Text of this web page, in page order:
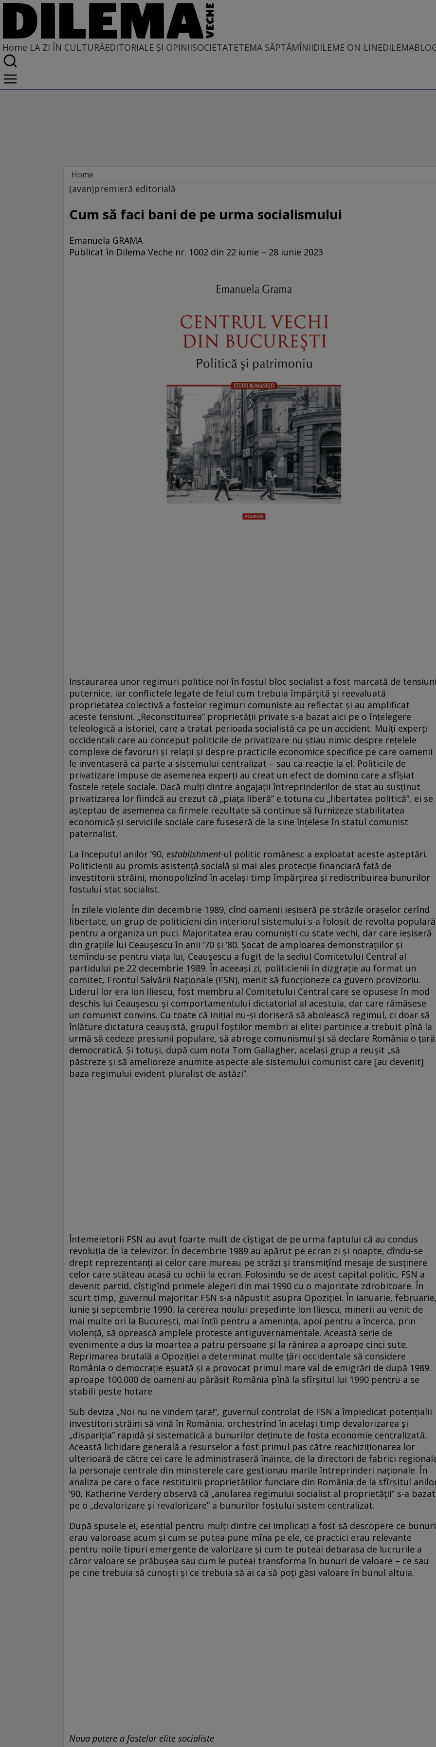
Home LA ZI ÎN CULTURĂEDITORIALE ȘI OPINIISOCIETATETEMA SĂPTĂMÎNIIDILEME ON-LINE
Home
La zi în cultură
(avan)premieră editorială
Cum să faci bani de pe urma socialismului
Emanuela GRAMA
Publicat în Dilema Veche nr. 1002 din 22 iunie – 28 iunie 2023
Instaurarea unor regimuri politice noi în fostul bloc socialist a fost marcată de
puternice, iar conflictele legate de felul cum trebuia împărțită și reevaluată
proprietatea colectivă a fostelor regimuri comuniste au reflectat și au amplificat
aceste tensiuni. „Reconstituirea” proprietății private s­-a bazat aici pe o înțelegere
teleologică a istoriei, care a tratat perioada socialistă ca pe un accident. Mulți experți
occidentali care au conceput politicile de privatizare nu știau nimic despre rețelele
complexe de favoruri și relații și despre practicile economice specifice pe care oamenii
le inventaseră ca parte a sistemului centralizat – sau ca reacție la el. Politicile de
privatizare impuse de asemenea experți au creat un efect de domino care a sfîșiat
fostele rețele sociale. Dacă mulți dintre angajații întreprinderilor de stat au susținut
privatizarea lor fiindcă au crezut că „piața liberă” e totuna cu „libertatea politică”, ei se
așteptau de asemenea ca firmele rezultate să continue să furnizeze stabilitatea
economică și serviciile sociale care fuseseră de la sine înțelese în statul comunist
paternalist.
La începutul anilor ’90, establishment-ul politic românesc a exploatat aceste așteptări.
Politicienii au promis asistență socială și mai ales protecție financiară față de
investitorii străini, monopolizînd în același timp împărțirea și redistribuirea bunurilor
fostului stat socialist.
În zilele violente din decembrie 1989, cînd oamenii ieșiseră pe străzile orașelor cerînd
libertate, un grup de politicieni din interiorul sistemului s­-a folosit de revolta populară
pentru a organiza un puci. Majoritatea erau comuniști cu state vechi, dar care ieșiseră
din grațiile lui Ceaușescu în anii ’70 și ’80. Șocat de amploarea demonstrațiilor și
temîndu­-se pentru viața lui, Ceaușescu a fugit de la sediul Comitetului Central al
partidului pe 22 decembrie 1989. În aceeași zi, politicienii în dizgrație au format un
comitet, Frontul Salvării Naționale (FSN), menit să funcționeze ca guvern provizoriu.
Liderul lor era Ion Iliescu, fost membru al Comitetului Central care se opusese în mod
deschis lui Ceaușescu și comportamentului dictatorial al acestuia, dar care rămăsese
un comunist convins. Cu toate că inițial nu-­și doriseră să abolească regimul, ci doar să
înlăture dictatura ceaușistă, grupul foștilor membri ai elitei partinice a trebuit pînă la
urmă să cedeze presiunii populare, să abroge comunismul și să declare România o țară
democratică. Și totuși, după cum nota Tom Gallagher, același grup a reușit „să
păstreze și să amelioreze anumite aspecte ale sistemului comunist care [au devenit]
baza regimului evident pluralist de astăzi”.
Întemeietorii FSN au avut foarte mult de cîștigat de pe urma faptului că au condus
revoluția de la televizor. În decembrie 1989 au apărut pe ecran zi și noapte, dîndu-­se
drept reprezentanți ai celor care mureau pe străzi și transmițînd mesaje de susținere
celor care stăteau acasă cu ochii la ecran. Folosindu­-se de acest capital politic, FSN a
devenit partid, cîștigînd primele alegeri din mai 1990 cu o majoritate zdrobitoare. În
scurt timp, guvernul majoritar FSN s­-a năpustit asupra Opoziției. În ianuarie,
iunie și septembrie 1990, la cererea noului președinte Ion Iliescu, minerii au venit de
mai multe ori la București, mai întîi pentru a amenința, apoi pentru a încerca, prin
violență, să oprească amplele proteste antiguvernamentale. Această serie de
evenimente a dus la moartea a patru persoane și la rănirea a aproape cinci sute.
Reprimarea brutală a Opoziției a determinat multe țări occidentale să considere
România o democrație eșuată și a provocat primul mare val de emigrări de după 1989:
aproape 100.000 de oameni au părăsit România pînă la sfîrșitul lui 1990 pentru a se
stabili peste hotare.
Sub deviza „Noi nu ne vindem țara!”, guvernul controlat de FSN a împiedicat potențialii
investitori străini să vină în România, orchestrînd în același timp devalorizarea și
„dispariția” rapidă și sistematică a bunurilor deținute de fosta economie centralizată.
Această lichidare generală a resurselor a fost primul pas către reachiziționarea lor
ulterioară de către cei care le administraseră înainte, de la directori de fabrici
la personaje centrale din ministerele care gestionau marile întreprinderi naționale. În
analiza pe care o face restituirii proprietăților funciare din România de la sfîrșitul
’90, Katherine Verdery observă că „anularea regimului socialist al proprietății” s­-a bazat
pe o „devalorizare și revalorizare” a bunurilor fostului sistem centralizat.
După spusele ei, esențial pentru mulți dintre cei implicați a fost să descopere ce bunuri
erau valoroase acum și cum se putea pune mîna pe ele, ce practici erau relevante
pentru noile tipuri emergente de valorizare și cum te puteai debarasa de lucrurile a
căror valoare se prăbușea sau cum le puteai transforma în bunuri de valoare – ce sau
pe cine trebuia să cunoști și ce trebuia să ai ca să poți găsi valoare în bunul altuia.
Noua putere a fostelor elite socialiste